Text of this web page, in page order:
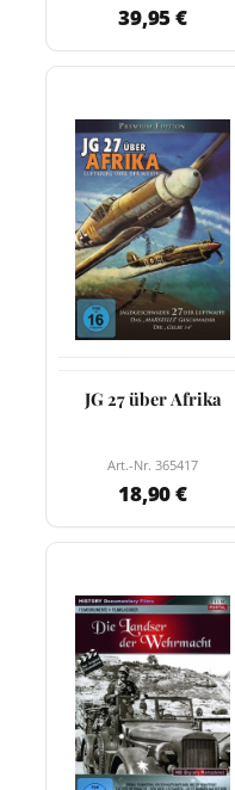
39,95 €
JG 27 über Afrika
Art.-Nr. 365417
18,90 €